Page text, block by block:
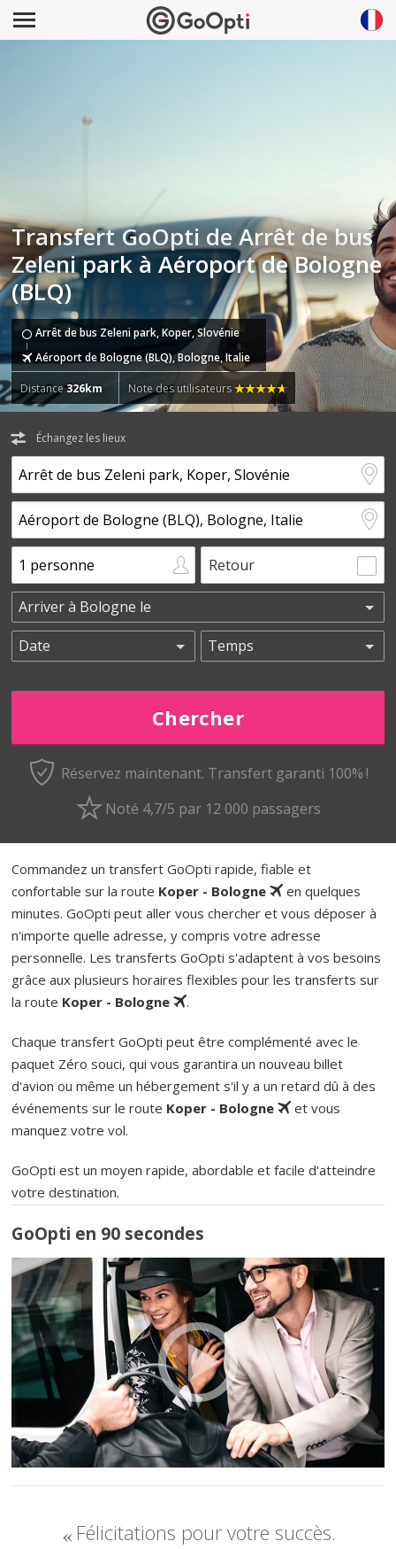
Transfert GoOpti de Arrêt de bus
Zeleni park à Aéroport de Bologne
(BLQ)
Arrêt de bus Zeleni park, Koper, Slovénie
Aéroport de Bologne (BLQ), Bologne, Italie
Distance326km Note des utilisateurs
Échangez les lieux
Retour
Réservez maintenant. Transfert garanti 100% !
Noté 4,7/5 par 12 000 passagers
Commandez un transfert GoOpti rapide, fiable et
confortable sur la route Koper - Bologne
en quelques
minutes. GoOpti peut aller vous chercher et vous déposer à
n'importe quelle adresse, y compris votre adresse
personnelle. Les transferts GoOpti s'adaptent à vos besoins
grâce aux plusieurs horaires flexibles pour les transferts sur
la route Koper - Bologne .
Chaque transfert GoOpti peut être complémenté avec le
paquet Zéro souci, qui vous garantira un nouveau billet
d'avion ou même un hébergement s'il y a un retard dû à des
événements sur le route Koper - Bologne
et vous
manquez votre vol.
GoOpti est un moyen rapide, abordable et facile d'atteindre
votre destination.
GoOpti en 90 secondes
Félicitations pour votre succès.